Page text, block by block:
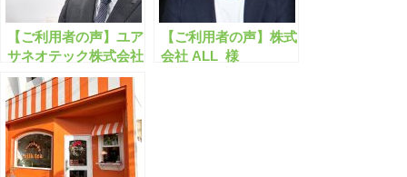
【ご利用者の声】ユア
サネオテック株式会社
様
【ご利用者の声】株式
会社 ALL 様